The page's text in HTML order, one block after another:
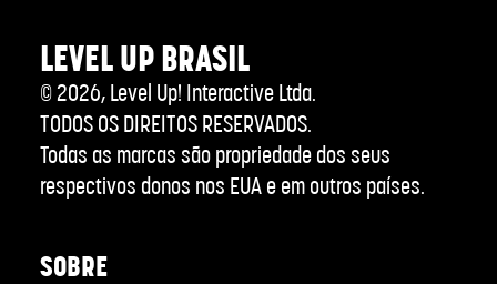
LEVEL UP BRASIL
©2026, Level Up! Interactive Ltda.
TODOS OS DIREITOS RESERVADOS.
Todas as marcas são propriedade dos seus
respectivos donos nos EUA e em outros países.
SOBRE